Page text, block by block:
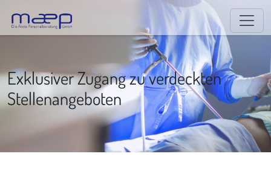
Exklusiver Zugang zu verdeckten
Stellenangeboten